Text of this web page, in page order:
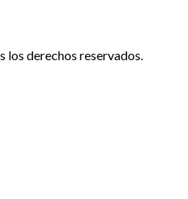
los derechos reservados.